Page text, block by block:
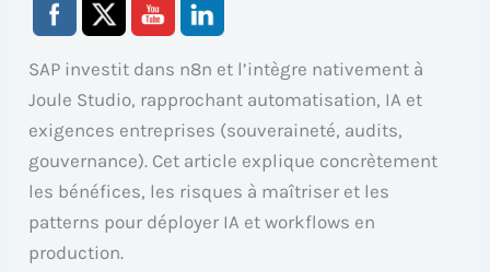
SAP investit dans n8n et l’intègre nativement à
Joule Studio, rapprochant automatisation, IA et
exigences entreprises (souveraineté, audits,
gouvernance). Cet article explique concrètement
les bénéfices, les risques à maîtriser et les
patterns pour déployer IA et workflows en
production.